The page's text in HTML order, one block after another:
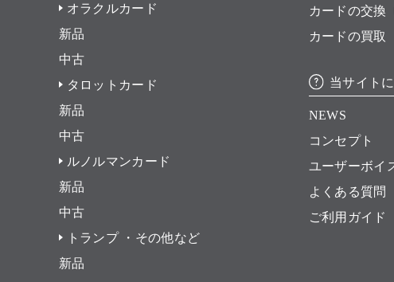
オラクルカード
新品
中古
タロットカード
新品
中古
ルノルマンカード
新品
中古
トランプ ・その他など
新品
カードの交換
カードの買取
当サイト
NEWS
コンセプト
ユーザーボイ
よくある質問
ご利用ガイド